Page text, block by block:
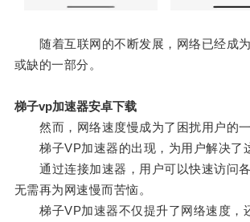
随着互联网的不断发展，网络已经成
或缺的一部分。
梯子vp加速器安卓下载
然而，网络速度慢成为了困扰用户的一
梯子VP加速器的出现，为用户解决了
通过连接加速器，用户可以快速访问各
无需再为网速慢而苦恼。
梯子VP加速器不仅提升了网络速度，